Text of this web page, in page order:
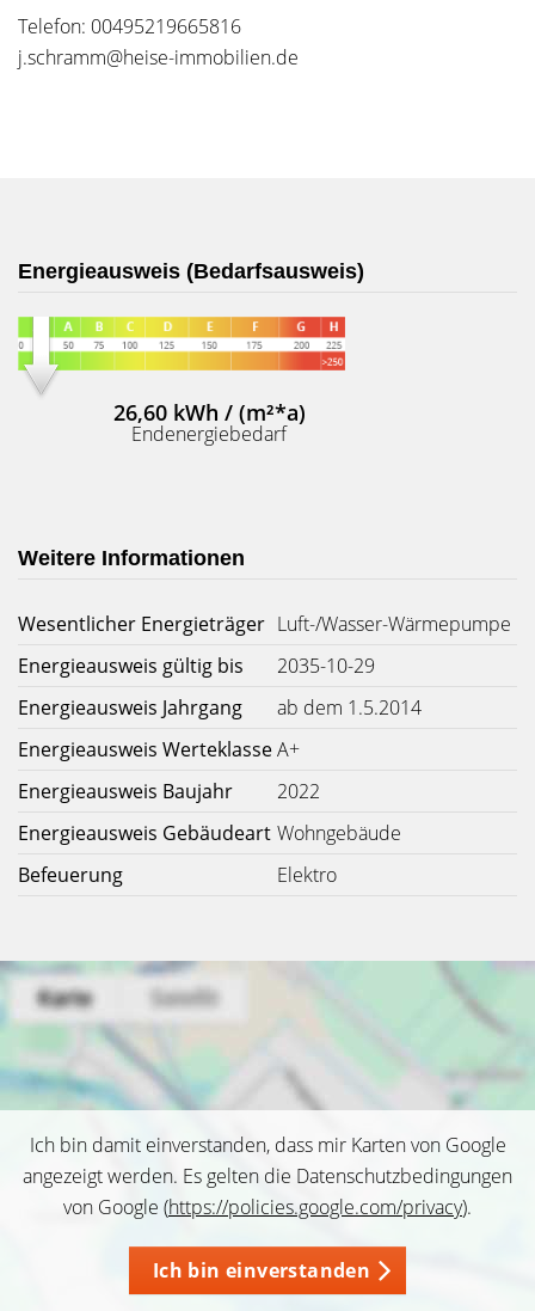
Telefon: 00495219665816
j.schramm@heise-immobilien.de
Energieausweis (Bedarfsausweis)
26,60 kWh / (m²*a)
Endenergiebedarf
Weitere Informationen
Wesentlicher Energieträger Luft-/Wasser-Wärmepumpe
Energieausweis gültig bis
2035-10-29
Energieausweis Jahrgang
ab dem 1.5.2014
Energieausweis WerteklasseA+
Energieausweis Baujahr
2022
Energieausweis Gebäudeart Wohngebäude
Befeuerung
Elektro
Ich bin damit einverstanden, dass mir Karten von Google
angezeigt werden. Es gelten die Datenschutzbedingungen
von Google (https://policies.google.com/privacy).
Ich bin einverstanden